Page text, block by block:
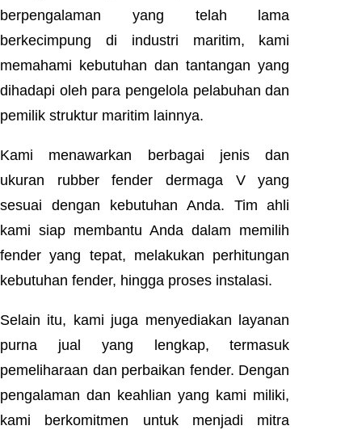
berpengalaman yang telah lama
berkecimpung di industri maritim, kami
memahami kebutuhan dan tantangan yang
dihadapi oleh para pengelola pelabuhan dan
pemilik struktur maritim lainnya.
Kami menawarkan berbagai jenis dan
ukuran rubber fender dermaga V yang
sesuai dengan kebutuhan Anda. Tim ahli
kami siap membantu Anda dalam memilih
fender yang tepat, melakukan perhitungan
kebutuhan fender, hingga proses instalasi.
Selain itu, kami juga menyediakan layanan
purna jual yang lengkap, termasuk
pemeliharaan dan perbaikan fender. Dengan
pengalaman dan keahlian yang kami miliki,
kami berkomitmen untuk menjadi mitra